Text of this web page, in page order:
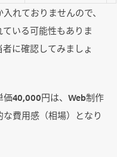
れておりませんので、
いる可能性もありま
に確認してみましょ
40,000円は、Web制作
費用感（相場）となり